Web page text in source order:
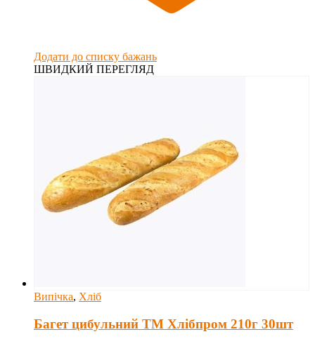
Додати до списку бажань
ШВИДКИЙ ПЕРЕГЛЯД
Випічка, Хліб
Багет цибульний ТМ Хлібпром 210г 30шт